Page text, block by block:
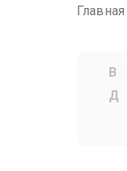
Главная